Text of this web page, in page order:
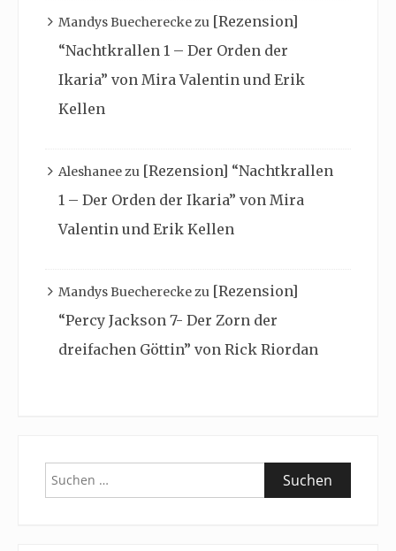
Mandys Buechereckezu [Rezension]
“Nachtkrallen 1 – Der Orden der
Ikaria” von Mira Valentin und Erik
Kellen
Aleshaneezu [Rezension] “Nachtkrallen
1 – Der Orden der Ikaria” von Mira
Valentin und Erik Kellen
Mandys Buechereckezu [Rezension]
“Percy Jackson 7- Der Zorn der
dreifachen Göttin” von Rick Riordan
Suchen
nach: